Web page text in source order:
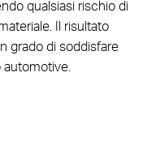
qualsiasi rischio di
Il risultato
grado di soddisfare
automotive.